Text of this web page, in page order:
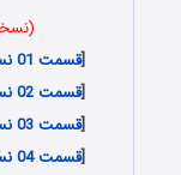
[قسمت 01 نسخه 1080p
[قسمت 02 نسخه 1080p
[قسمت 03 نسخه 1080p
[قسمت 04 نسخه 1080p